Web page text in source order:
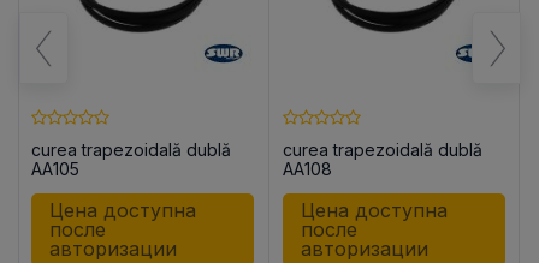
curea trapezoidală dublă
AA105
Цена доступна
после
авторизации
curea trapezoidală dublă
AA108
Цена доступна
после
авторизации